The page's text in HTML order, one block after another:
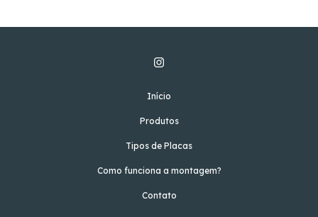
Início
Produtos
Tipos de Placas
Como funciona a montagem?
Contato